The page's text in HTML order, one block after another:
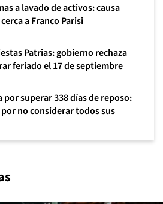
a lavado de activos: causa
a Franco Parisi
Patrias: gobierno rechaza
feriado el 17 de septiembre
por superar 338 días de reposo:
no considerar todos sus